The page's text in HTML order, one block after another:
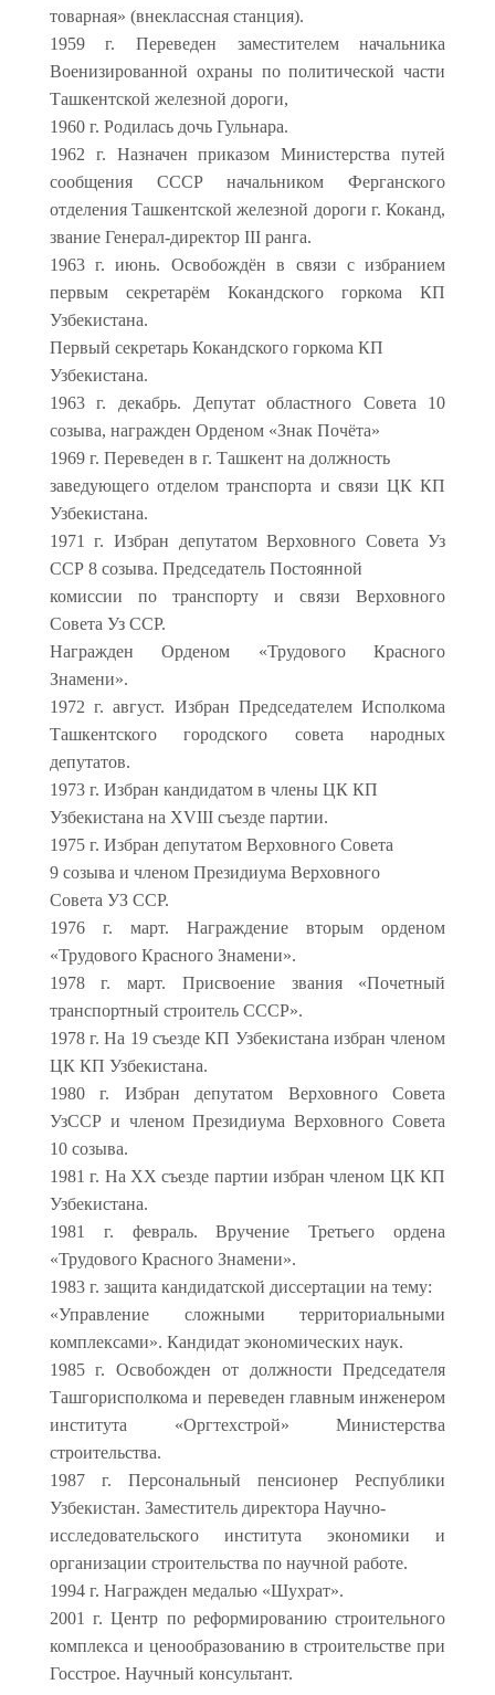
товарная» (внеклассная станция).
1959 г. Переведен заместителем начальника
Военизированной охраны по политической части
Ташкентской железной дороги,
1960 г. Родилась дочь Гульнара.
1962 г. Назначен приказом Министерства путей
сообщения СССР начальником Ферганского
отделения Ташкентской железной дороги г. Коканд,
звание Генерал-директор III ранга.
1963 г. июнь. Освобождён в связи с избранием
первым секретарём Кокандского горкома КП
Узбекистана.
Первый секретарь Кокандского горкома КП
Узбекистана.
1963 г. декабрь. Депутат областного Совета 10
созыва, награжден Орденом «Знак Почёта»
1969 г. Переведен в г. Ташкент на должность
заведующего отделом транспорта и связи ЦК КП
Узбекистана.
1971 г. Избран депутатом Верховного Совета Уз
ССР 8 созыва. Председатель Постоянной
комиссии по транспорту и связи Верховного
Совета Уз ССР.
Награжден Орденом «Трудового Красного
Знамени».
1972 г. август. Избран Председателем Ис­полкома
Ташкентского городского совета народных
депутатов.
1973 г. Избран кандидатом в члены ЦК КП
Узбекистана на XVIII съезде партии.
1975 г. Избран депутатом Верховного Совета
9 созыва и членом Президиума Верховного
Совета УЗ ССР.
1976 г. март. Награждение вторым орденом
«Трудового Красного Знамени».
1978 г. март. Присвоение звания «Почетный
транспортный строитель СССР».
1978 г. На 19 съезде КП Узбекистана избран членом
ЦК КП Узбекистана.
1980 г. Избран депутатом Верховного Совета
УзССР и членом Президиума Верховного Совета
10 созыва.
1981 г. На XX съезде партии избран членом ЦК КП
Узбекистана.
1981 г. февраль. Вручение Третьего ордена
«Трудового Красного Знамени».
1983 г. защита кандидатской диссертации на тему:
«Управление сложными территориальными
комплексами». Кандидат экономических наук.
1985 г. Освобожден от должности Председателя
Ташгорисполкома и переведен главным инженером
института «Оргтехстрой» Министерства
строительства.
1987 г. Персональный пенсионер Республики
Узбекистан. Заместитель директора Научно-
исследовательского института экономики и
организации строительства по научной работе.
1994 г. Награжден медалью «Шухрат».
2001 г. Центр по реформированию строительного
комплекса и ценообразованию в строительстве при
Госстрое. Научный консультант.